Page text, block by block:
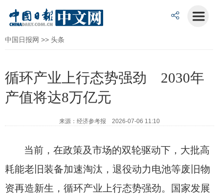
中国日报网 >> 头条
循环产业上行态势强劲 2030年
产值将达8万亿元
来源：经济参考报 2026-07-06 11:10
当前，在政策及市场的双轮驱动下，大批高
耗能老旧装备加速淘汰，退役动力电池等废旧物
资再造新生，循环产业上行态势强劲。国家发展